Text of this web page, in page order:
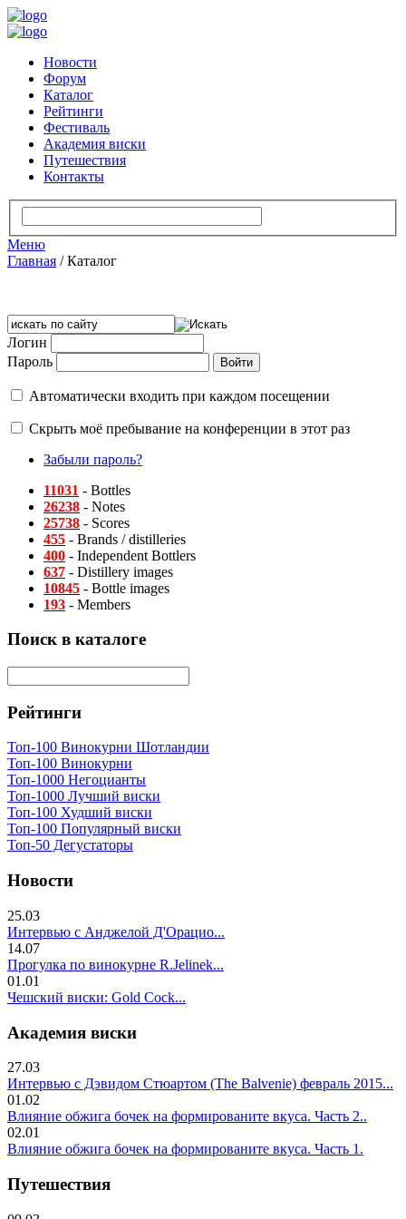
Новости
Форум
Каталог
Рейтинги
Фестиваль
Академия виски
Путешествия
Контакты
Меню
Главная /Каталог
Логин
Пароль
Автоматически входить при каждом посещении
Скрыть моё пребывание на конференции в этот раз
Забыли пароль?
11031 - Bottles
26238 - Notes
25738 - Scores
455 - Brands / distilleries
400 - Independent Bottlers
637 - Distillery images
10845 - Bottle images
193 - Members
Поиск в каталоге
Рейтинги
Топ-100 Винокурни Шотландии
Топ-100 Винокурни
Топ-1000 Негоцианты
Топ-1000 Лучший виски
Топ-100 Худший виски
Топ-100 Популярный виски
Топ-50 Дегустаторы
Новости
25.03
Интервью с Анджелой Д'Орацио...
14.07
Прогулка по винокурне R.Jelinek...
01.01
Чешский виски: Gold Cock...
Академия виски
27.03
Интервью с Дэвидом Стюартом (The Balvenie) февраль 2015...
01.02
Влияние обжига бочек на формированите вкуса. Часть 2..
02.01
Влияние обжига бочек на формированите вкуса. Часть 1.
Путешествия